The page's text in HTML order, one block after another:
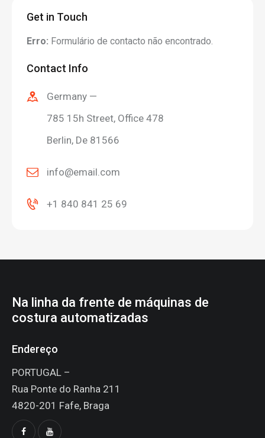
Get in Touch
Erro: Formulário de contacto não encontrado.
Contact Info
Germany —
785 15h Street, Office 478
Berlin, De 81566
info@email.com
+1 840 841 25 69
Na linha da frente de máquinas de
costura automatizadas
Endereço
PORTUGAL –
Rua Ponte do Ranha 211
4820-201 Fafe, Braga